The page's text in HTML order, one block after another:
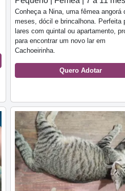
Conheça a Nina, uma fêmea angorá
meses, dócil e brincalhona. Perfeita
lares com quintal ou apartamento,
para encontrar um novo lar em
Cachoeirinha.
Quero Adotar